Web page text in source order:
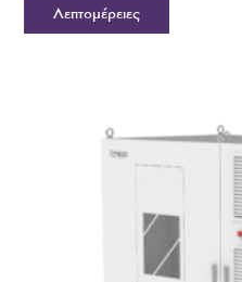
Λεπτομέρειες